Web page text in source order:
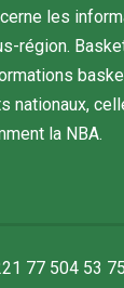
les
région.
nationaux,
la NBA.
77 504 53 75